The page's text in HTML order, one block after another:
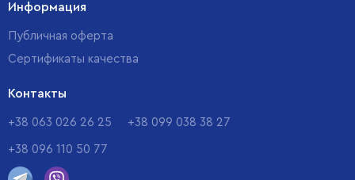
Информация
Публичная оферта
Сертификаты качества
Контакты
+38 063 026 26 25 +38 099 038 38 27
+38 096 110 50 77